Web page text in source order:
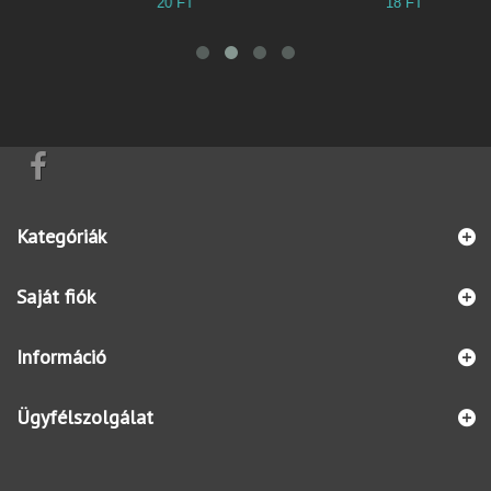
Kategóriák
Saját fiók
Információ
Ügyfélszolgálat